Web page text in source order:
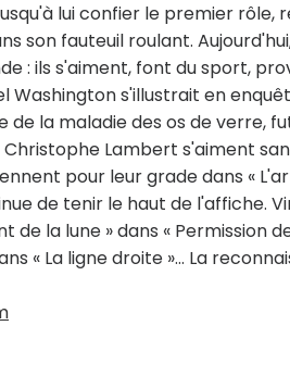
lui confier le premier
son fauteuil roulant.
: ils s'aiment, font du sport,
Washington s'illustrait en
de la maladie des os de verre,
Lambert s'aiment
pour leur grade dans «
de tenir le haut de l'affiche.
la lune » dans « Permission
« La ligne droite »... La